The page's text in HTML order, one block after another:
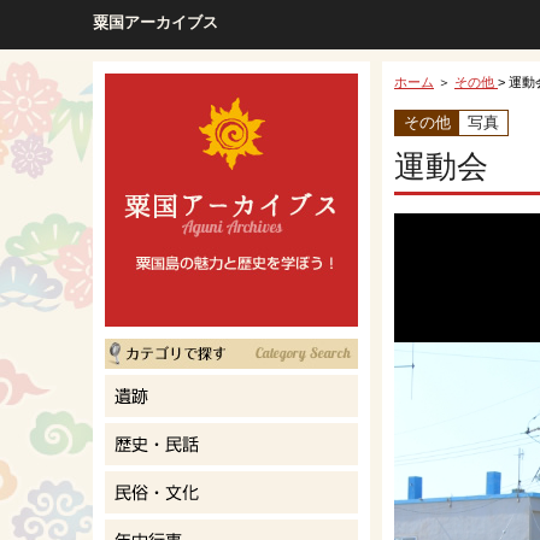
粟国アーカイブス
ホーム ＞ その他 > 運動
その他 写真
運動会